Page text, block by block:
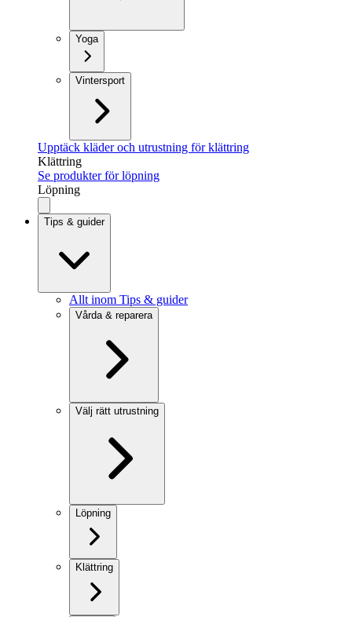
Yoga
Vintersport
Upptäck kläder och utrustning för klättring
Klättring
Se produkter för löpning
Löpning
Tips & guider
Allt inom Tips & guider
Vårda & reparera
Välj rätt utrustning
Löpning
Klättring